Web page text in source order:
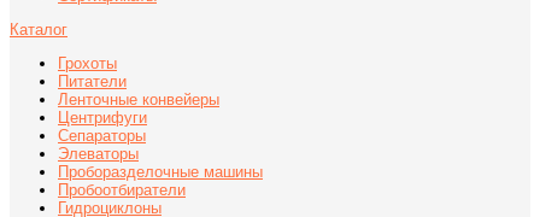
Каталог
Грохоты
Питатели
Ленточные конвейеры
Центрифуги
Сепараторы
Элеваторы
Проборазделочные машины
Пробоотбиратели
Гидроциклоны